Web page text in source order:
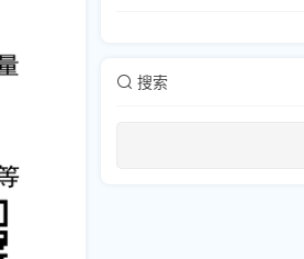
搜索